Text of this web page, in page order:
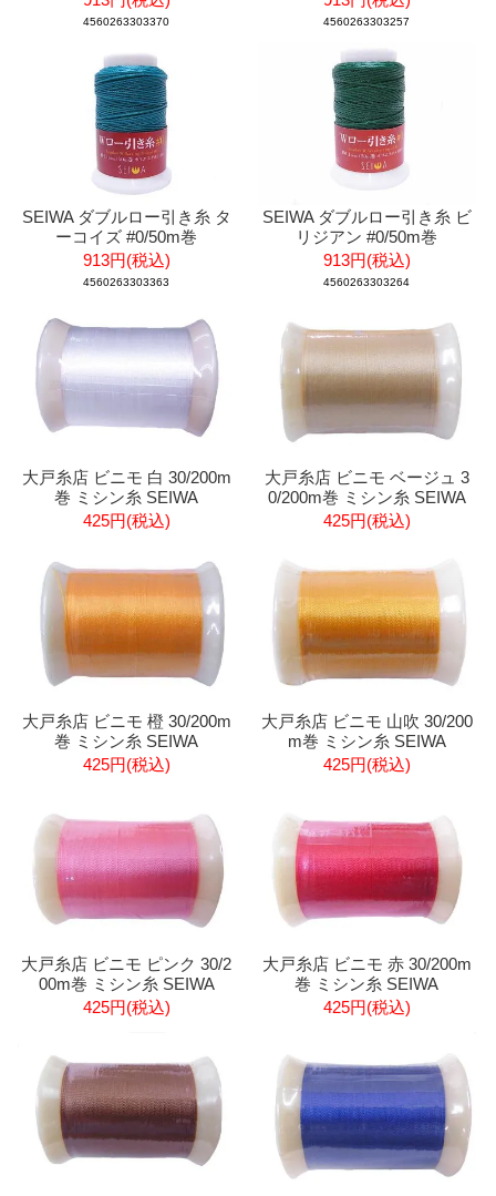
4560263303370 4560263303257
SEIWA ダブルロー引き糸 タ
ーコイズ #0/50m巻
913円(税込)
4560263303363
SEIWA ダブルロー引き糸 ビ
リジアン #0/50m巻
913円(税込)
4560263303264
大戸糸店 ビニモ 白 30/200m
巻 ミシン糸 SEIWA
425円(税込)
大戸糸店 ビニモ ベージュ 3
0/200m巻 ミシン糸 SEIWA
425円(税込)
大戸糸店 ビニモ 橙 30/200m
巻 ミシン糸 SEIWA
425円(税込)
大戸糸店 ビニモ 山吹 30/200
m巻 ミシン糸 SEIWA
425円(税込)
大戸糸店 ビニモ ピンク 30/2
00m巻 ミシン糸 SEIWA
425円(税込)
大戸糸店 ビニモ 赤 30/200m
巻 ミシン糸 SEIWA
425円(税込)